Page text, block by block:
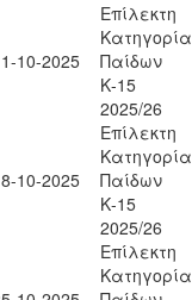
10-2025
Επίλεκτη
Κατηγορία
Παίδων
Κ-15
2025/26
10-2025
Επίλεκτη
Κατηγορία
Παίδων
Κ-15
2025/26
Επίλεκτη
Κατηγορία